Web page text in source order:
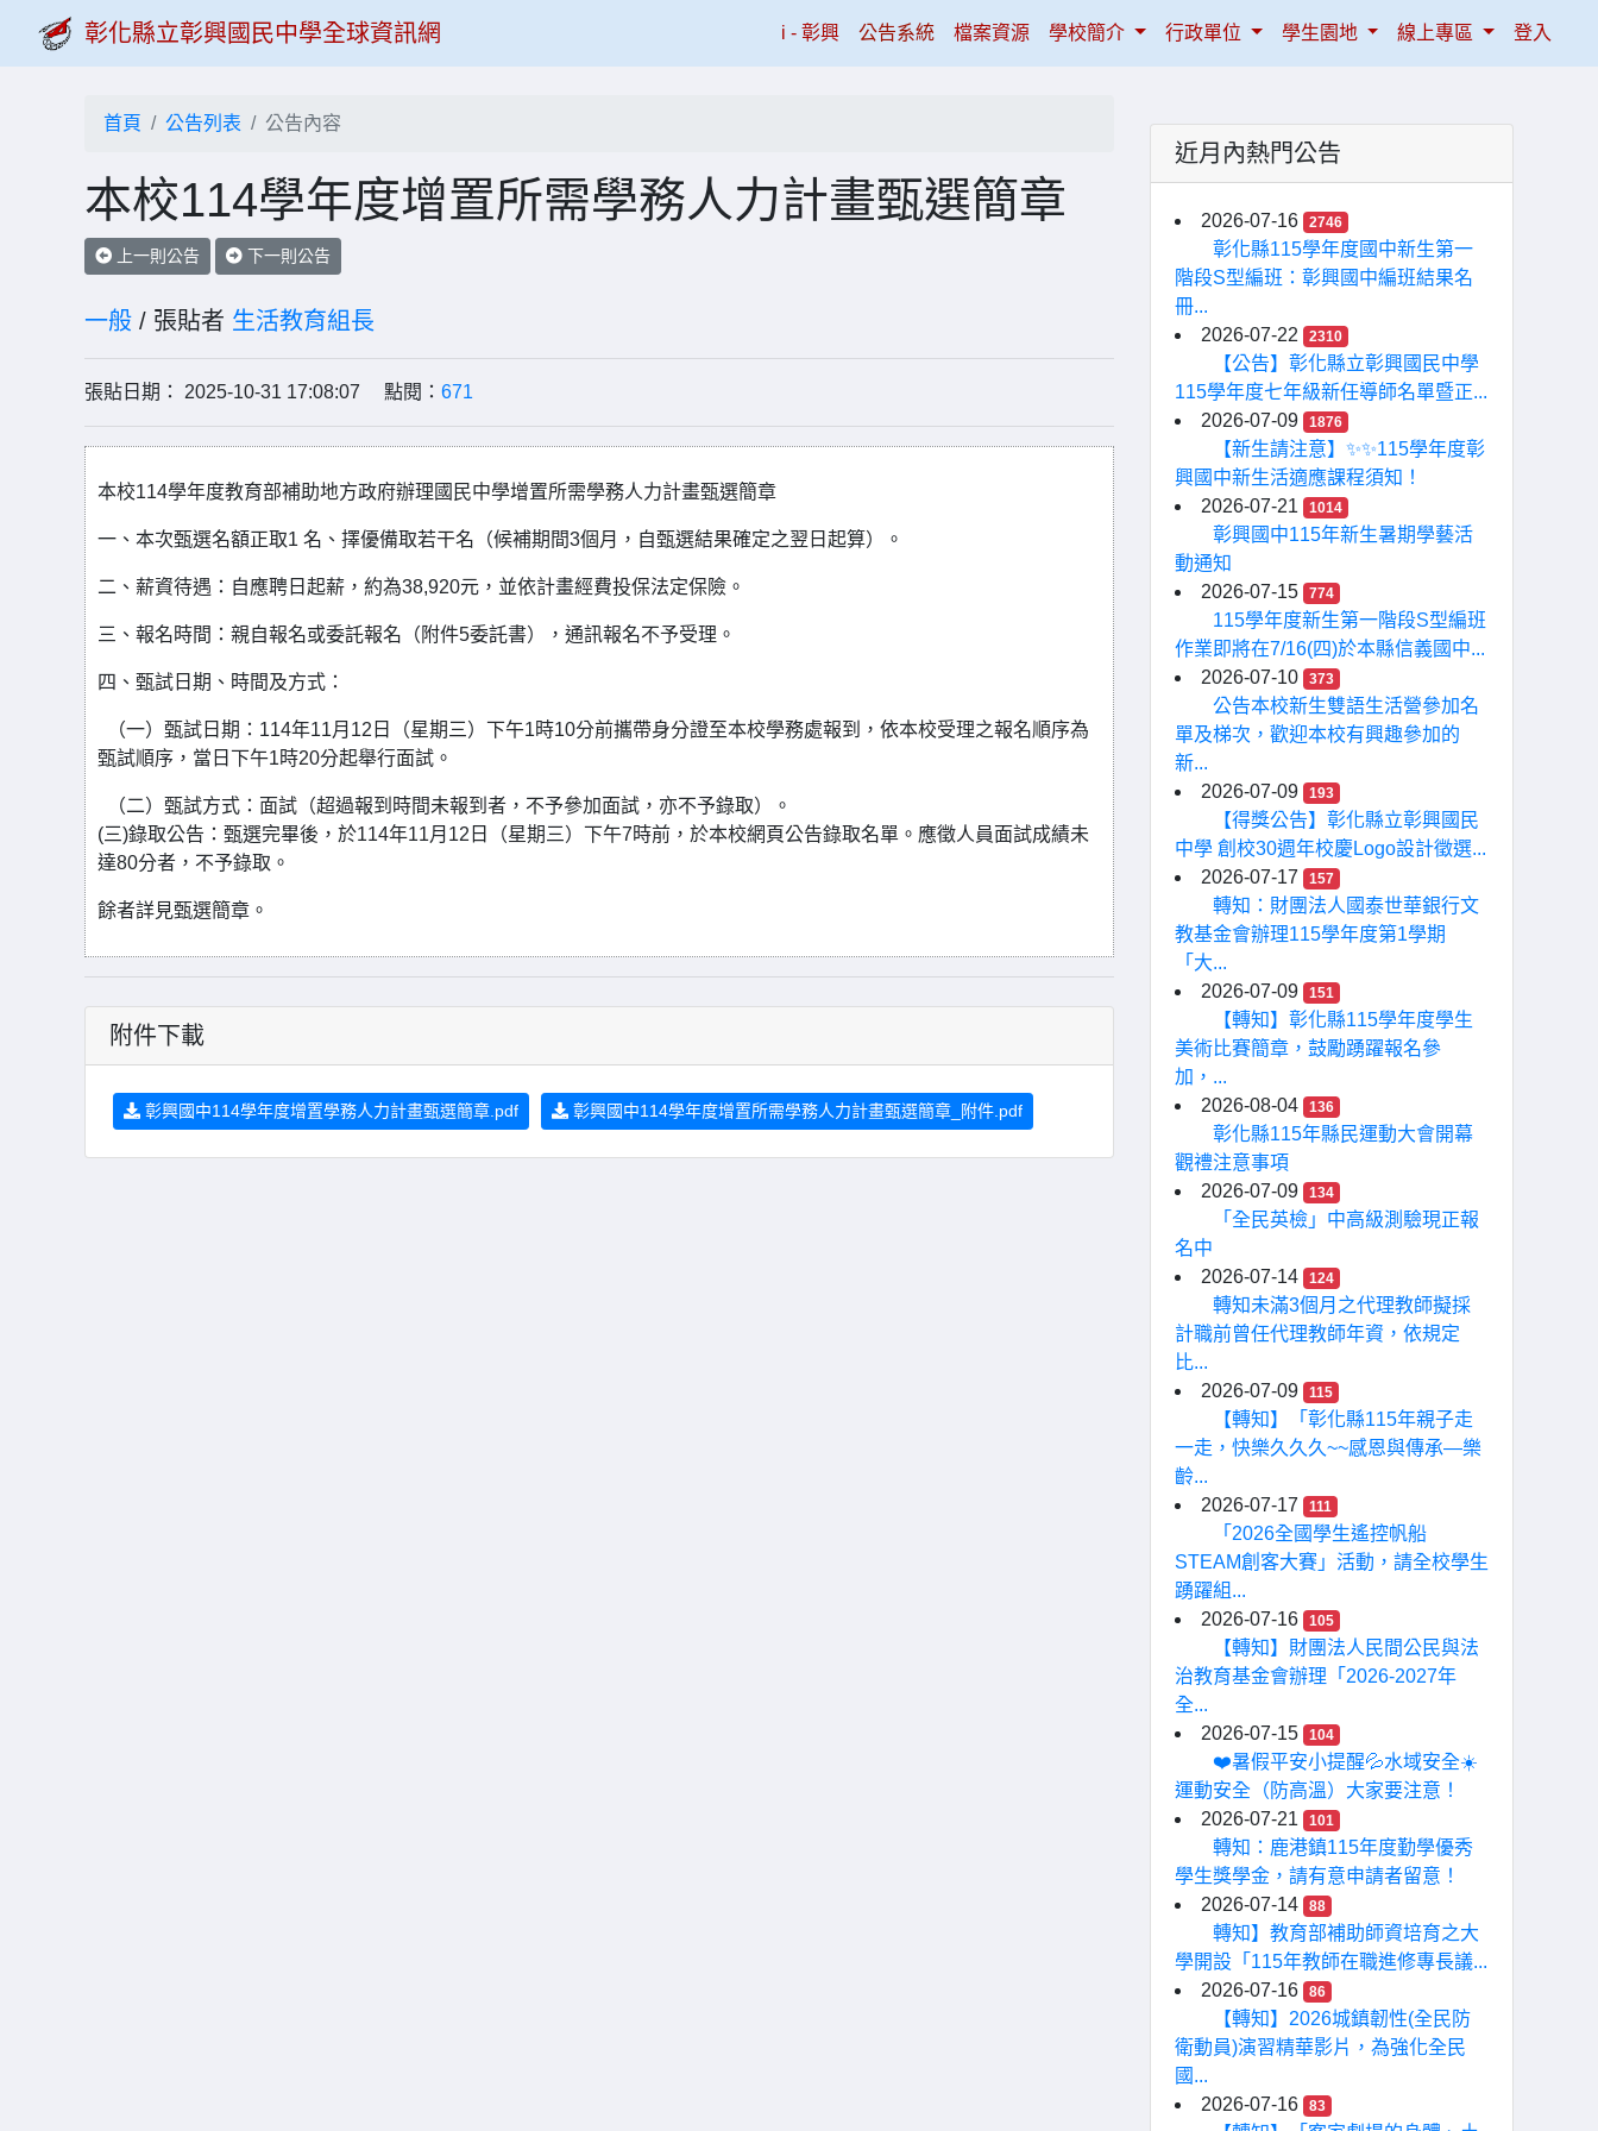
彰化縣立彰興國民中學全球資訊網 i - 彰興(current)
公告系統 檔案資源 學校簡介 行政單位 學生園地 線上專區 登入
首頁 公告列表 公告內容
本校114學年度增置所需學務人力計畫甄選簡章
上一則公告 下一則公告
一般 / 張貼者 生活教育組長
張貼日期： 2025-10-31 17:08:07 點閱： 671
本校114學年度教育部補助地方政府辦理國民中學增置所需學務人力計畫甄選簡章
一、本次甄選名額正取1 名、擇優備取若干名（候補期間3個月，自甄選結果確定之翌日起算）。
二、薪資待遇：自應聘日起薪，約為38,920元，並依計畫經費投保法定保險。
三、報名時間：親自報名或委託報名（附件5委託書），通訊報名不予受理。
四、甄試日期、時間及方式：
（一）甄試日期：114年11月12日（星期三）下午1時10分前攜帶身分證至本校學務處報到，依本校受理之報名順序為
甄試順序，當日下午1時20分起舉行面試。
（二）甄試方式：面試（超過報到時間未報到者，不予參加面試，亦不予錄取）。
(三)錄取公告：甄選完畢後，於114年11月12日（星期三）下午7時前，於本校網頁公告錄取名單。應徵人員面試成績未
達80分者，不予錄取。
餘者詳見甄選簡章。
附件下載
彰興國中114學年度增置學務人力計畫甄選簡章.pdf 彰興國中114學年度增置所需學務人力計畫甄選簡章_附件.pdf
近月內熱門公告
2026-07-16 2746
彰化縣115學年度國中新生第一
階段S型編班：彰興國中編班結果名
冊...
2026-07-22
2310
【公告】彰化縣立彰興國民中學
115學年度七年級新任導師名單暨正...
2026-07-09
1876
【新生請注意】✨✨115學年度彰
興國中新生活適應課程須知！
2026-07-21
1014
彰興國中115年新生暑期學藝活
動通知
2026-07-15
774
115學年度新生第一階段S型編班
作業即將在7/16(四)於本縣信義國中...
2026-07-10
373
公告本校新生雙語生活營參加名
單及梯次，歡迎本校有興趣參加的
新...
2026-07-09
193
【得獎公告】彰化縣立彰興國民
中學 創校30週年校慶Logo設計徵選...
2026-07-17
157
轉知：財團法人國泰世華銀行文
教基金會辦理115學年度第1學期
「大...
2026-07-09
151
【轉知】彰化縣115學年度學生
美術比賽簡章，鼓勵踴躍報名參
加，...
2026-08-04
136
彰化縣115年縣民運動大會開幕
觀禮注意事項
2026-07-09
134
「全民英檢」中高級測驗現正報
名中
2026-07-14
124
轉知未滿3個月之代理教師擬採
計職前曾任代理教師年資，依規定
比...
2026-07-09
115
【轉知】「彰化縣115年親子走
一走，快樂久久久~~感恩與傳承—樂
齡...
2026-07-17
111
「2026全國學生遙控帆船
STEAM創客大賽」活動，請全校學生
踴躍組...
2026-07-16
105
【轉知】財團法人民間公民與法
治教育基金會辦理「2026-2027年
全...
2026-07-15
104
❤️暑假平安小提醒💦水域安全☀️
運動安全（防高溫）大家要注意！
2026-07-21
101
轉知：鹿港鎮115年度勤學優秀
學生獎學金，請有意申請者留意！
2026-07-14
88
轉知】教育部補助師資培育之大
學開設「115年教師在職進修專長議...
2026-07-16
86
【轉知】2026城鎮韌性(全民防
衛動員)演習精華影片，為強化全民
國...
2026-07-16
83